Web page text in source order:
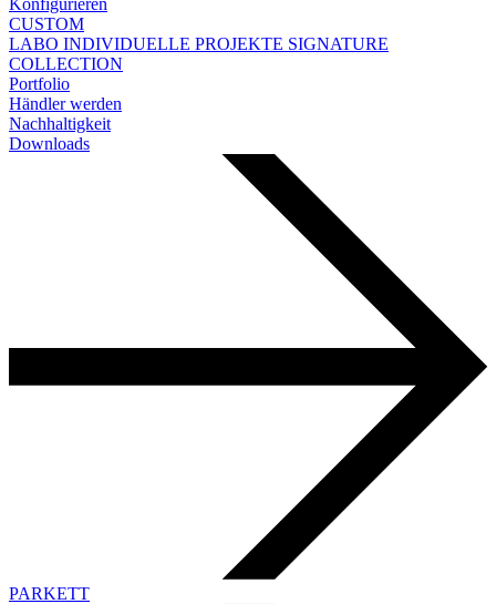
CUSTOM
LABO INDIVIDUELLE PROJEKTE SIGNATURE
COLLECTION
Portfolio
Händler werden
Nachhaltigkeit
Downloads
PARKETT